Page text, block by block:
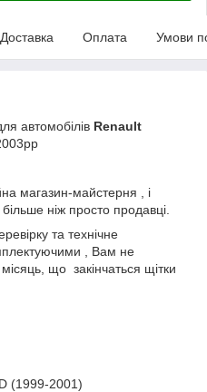
Доставка Оплата Умови
автомобілів Renault
магазин-майстерня , і
ніж просто продавці.
та технічне
, Вам не
що закінчаться щітки
(1999-2001)